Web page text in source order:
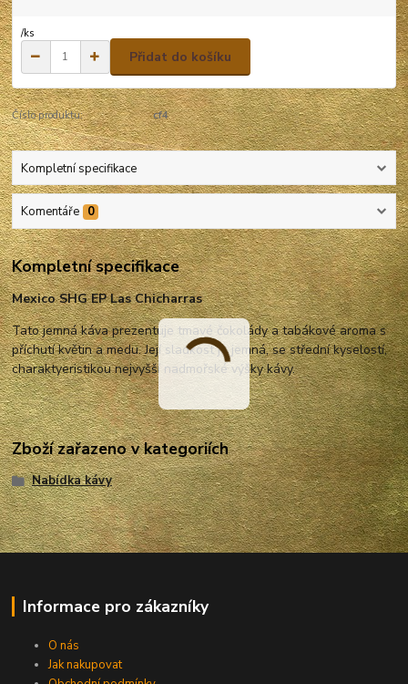
/ks
Přidat do košíku
Číslo produktu: cf4
Kompletní specifikace
Komentáře 0
Kompletní specifikace
Mexico SHG EP Las Chicharras
Tato jemná káva prezentuje tmavé čokolády a tabákové aroma s
příchutí květin a medu. Její sladkost je jemná, se střední kyselostí,
charaktyeristikou nejvyšší nadmořské výšky kávy.
Zboží zařazeno v kategoriích
Nabídka kávy
Informace pro zákazníky
O nás
Jak nakupovat